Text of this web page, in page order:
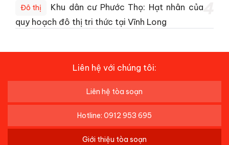
Đô thị
Khu dân cư Phước Thọ: Hạt nhân của
quy hoạch đô thị tri thức tại Vĩnh Long
Liên hệ với chúng tôi:
Liên hệ tòa soạn
Hotline: 0912 953 695
Giới thiệu tòa soạn